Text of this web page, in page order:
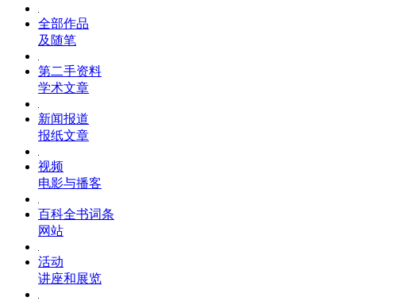
全部作品
及随笔
第二手资料
学术文章
新闻报道
报纸文章
视频
电影与播客
百科全书词条
网站
活动
讲座和展览